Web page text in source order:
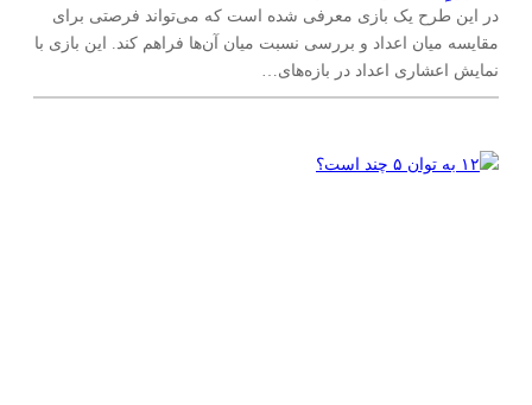
در این طرح یک بازی معرفی شده است که می‌تواند فرصتی برای
مقایسه میان اعداد و بررسی نسبت میان آن‌ها فراهم کند. این بازی با
نمایش اعشاری اعداد در بازه‌های…